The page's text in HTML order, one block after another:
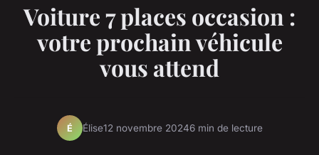
Voiture 7 places occasion :
votre prochain véhicule
vous attend
É Élise12 novembre 20246 min de lecture